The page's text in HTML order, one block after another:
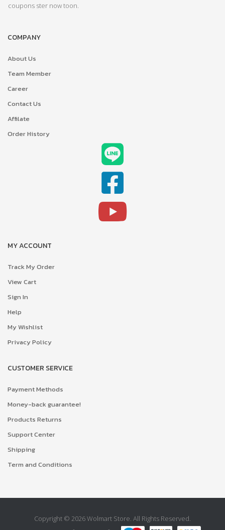
coupons ster now toon.
COMPANY
About Us
Team Member
Career
Contact Us
Affilate
Order History
MY ACCOUNT
Track My Order
View Cart
Sign In
Help
My Wishlist
Privacy Policy
CUSTOMER SERVICE
Payment Methods
Money-back guarantee!
Products Returns
Support Center
Shipping
Term and Conditions
Copyright © 2026 Wolmart Store. All Rights Reserved.